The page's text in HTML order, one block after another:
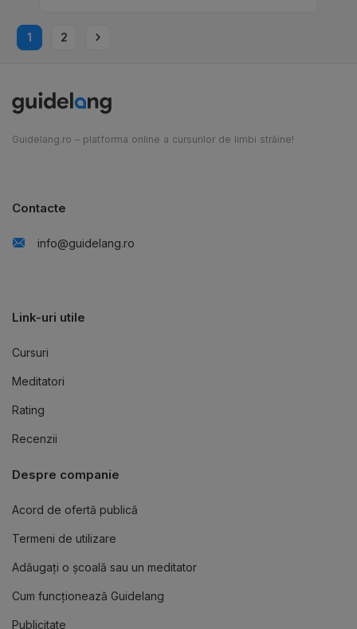
1 2
Guidelang.ro – platforma online a cursurilor de limbi străine!
Contacte
info@guidelang.ro
Link-uri utile
Cursuri
Meditatori
Rating
Recenzii
Despre companie
Acord de ofertă publică
Termeni de utilizare
Adăugați o școală sau un meditator
Cum funcționează Guidelang
Publicitate